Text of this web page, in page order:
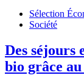
Sélection
Société
Des séjours
bio grâce